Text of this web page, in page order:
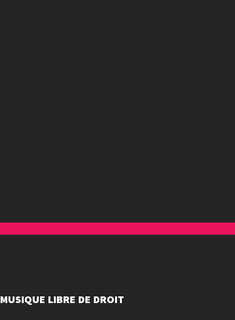
MUSIQUE LIBRE DE DROIT